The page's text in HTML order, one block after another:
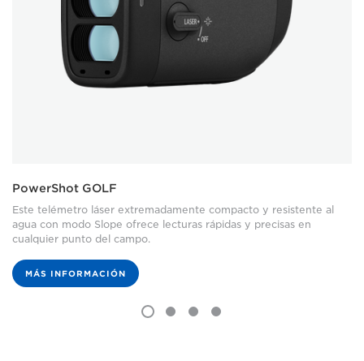
PowerShot GOLF
Este telémetro láser extremadamente compacto y resistente al
agua con modo Slope ofrece lecturas rápidas y precisas en
cualquier punto del campo.
MÁS INFORMACIÓN